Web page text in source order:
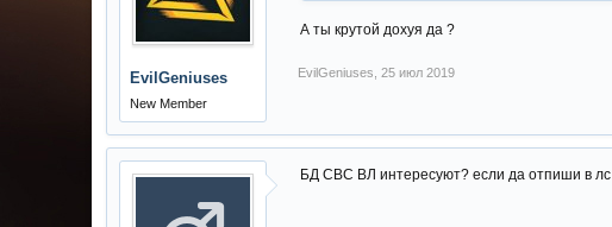
EvilGeniuses
New Member
А ты крутой дохуя да ?
EvilGeniuses 25 июл 2019
БД СВС ВЛ интересуют? если да отпиши в лс